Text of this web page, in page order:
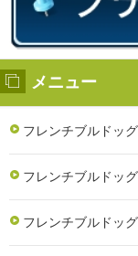
メニュー
フレンチブルドッ
フレンチブルドッ
フレンチブルドッ